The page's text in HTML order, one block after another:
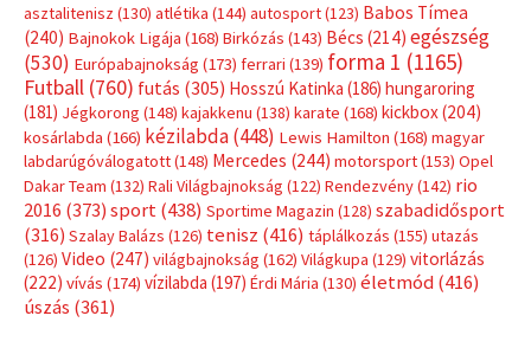
asztalitenisz (130) atlétika (144) autosport(123) Babos Tímea
(240) Bajnokok Ligája (168) Birkózás (143) Bécs (214) egészség
(530) Európabajnokság (173) ferrari (139) forma 1 (1165)
Futball (760) futás (305) Hosszú Katinka (186) hungaroring
(181) Jégkorong (148) kajakkenu (138) karate (168) kickbox(204)
kosárlabda (166) kézilabda(448) Lewis Hamilton (168) magyar
labdarúgóválogatott(148) Mercedes (244) motorsport(153) Opel
Dakar Team (132) Rali Világbajnokság (122) Rendezvény(142) rio
2016 (373) sport(438) Sportime Magazin (128) szabadidősport
(316) Szalay Balázs (126) tenisz (416) táplálkozás (155) utazás
(126) Video (247) világbajnokság (162) Világkupa (129) vitorlázás
(222) vívás (174) vízilabda (197) Érdi Mária (130) életmód(416)
úszás (361)